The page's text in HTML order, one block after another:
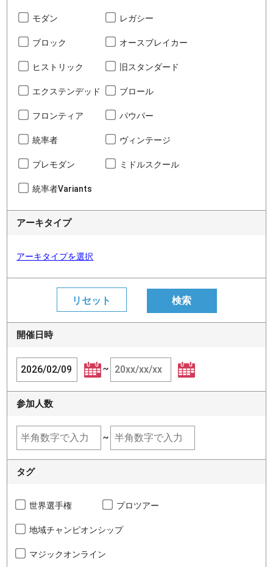
モダン レガシー
ブロック オースブレイカー
ヒストリック 旧スタンダード
エクステンデッド ブロール
フロンティア パウパー
統率者 ヴィンテージ
プレモダン ミドルスクール
統率者Variants
アーキタイプ
アーキタイプを選択
開催日時
~
参加人数
~
タグ
世界選手権 プロツアー
地域チャンピオンシップ
マジックオンライン